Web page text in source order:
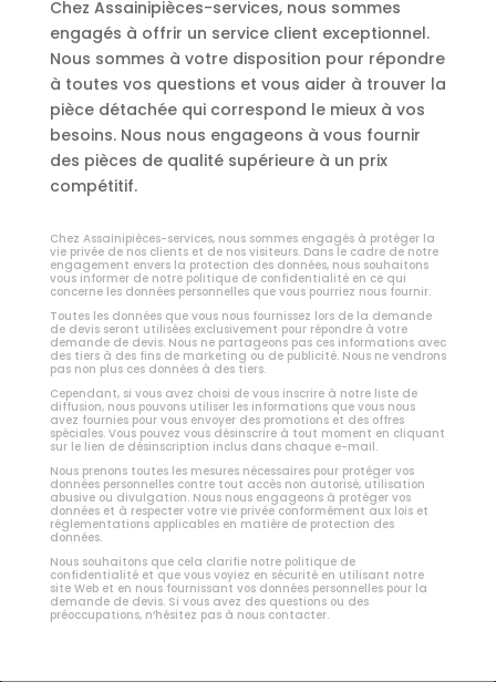
Chez Assainipièces-services, nous sommes
engagés à offrir un service client exceptionnel.
Nous sommes à votre disposition pour répondre
à toutes vos questions et vous aider à trouver la
pièce détachée qui correspond le mieux à vos
besoins. Nous nous engageons à vous fournir
des pièces de qualité supérieure à un prix
compétitif.
Chez Assainipièces-services, nous sommes engagés à protéger la
vie privée de nos clients et de nos visiteurs. Dans le cadre de notre
engagement envers la protection des données, nous souhaitons
vous informer de notre politique de confidentialité en ce qui
concerne les données personnelles que vous pourriez nous fournir.
Toutes les données que vous nous fournissez lors de la demande
de devis seront utilisées exclusivement pour répondre à votre
demande de devis. Nous ne partageons pas ces informations avec
des tiers à des fins de marketing ou de publicité. Nous ne vendrons
pas non plus ces données à des tiers.
Cependant, si vous avez choisi de vous inscrire à notre liste de
diffusion, nous pouvons utiliser les informations que vous nous
avez fournies pour vous envoyer des promotions et des offres
spéciales. Vous pouvez vous désinscrire à tout moment en cliquant
sur le lien de désinscription inclus dans chaque e-mail.
Nous prenons toutes les mesures nécessaires pour protéger vos
données personnelles contre tout accès non autorisé, utilisation
abusive ou divulgation. Nous nous engageons à protéger vos
données et à respecter votre vie privée conformément aux lois et
réglementations applicables en matière de protection des
données.
Nous souhaitons que cela clarifie notre politique de
confidentialité et que vous voyiez en sécurité en utilisant notre
site Web et en nous fournissant vos données personnelles pour la
demande de devis. Si vous avez des questions ou des
préoccupations, n’hésitez pas à nous contacter.